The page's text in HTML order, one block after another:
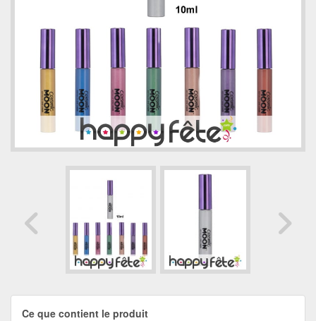
Ce que contient le produit